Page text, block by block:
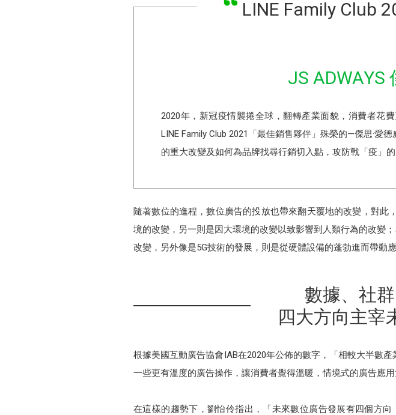
LINE Family Club
JS ADWAYS
2020年，新冠疫情襲捲全球，翻轉產業面貌，消費者花
LINE Family Club 2021「最佳銷售夥伴」殊榮的—傑思·愛
的重大改變及如何為品牌找尋行銷切入點，攻防戰「疫」的
隨著數位的進程，數位廣告的投放也帶來翻天覆地的改變，對此
境的改變，另一則是因大環境的改變以致影響到人類行為的改變
改變，另外像是5G技術的發展，則是從硬體設備的蓬勃進而帶動應
數據、社
四大方向主宰
根據美國互動廣告協會IAB在2020年公佈的數字，「相較大半數
一些更有溫度的廣告操作，讓消費者覺得溫暖，情境式的廣告應用
在這樣的趨勢下，劉怡伶指出，「未來數位廣告發展有四個方向